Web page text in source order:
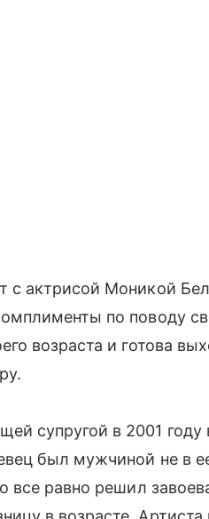
с актрисой Моникой
по поводу
возраста и готова
супругой в 2001 году
был мужчиной не в
все равно решил